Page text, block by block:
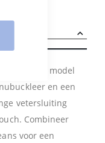
Rehab, model
en een
vetersluiting
Combineer
voor een